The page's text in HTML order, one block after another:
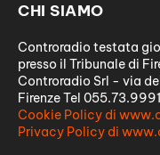
CHI SIAMO
Controradio testata
presso il Tribunale di
Controradio Srl - via
Firenze Tel
Cookie Policy di
Privacy Policy di